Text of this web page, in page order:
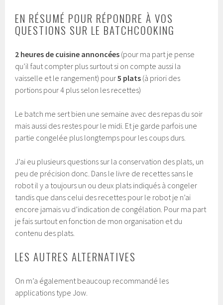
EN RÉSUMÉ POUR RÉPONDRE À VOS
QUESTIONS SUR LE BATCHCOOKING
2 heures de cuisine annoncées (pour ma part je pense
qu’il faut compter plus surtout si on compte aussi la
vaisselle et le rangement) pour5 plats (à priori des
portions pour 4 plus selon les recettes)
Le batch me sert bien une semaine avec des repas du soir
mais aussi des restes pour le midi. Et je garde parfois une
partie congelée plus longtemps pour les coups durs.
J’ai eu plusieurs questions sur la conservation des plats, un
peu de précision donc. Dans le livre de recettes sans le
robot il y a toujours un ou deux plats indiqués à congeler
tandis que dans celui des recettes pour le robot je n’ai
encore jamais vu d’indication de congélation. Pour ma part
je fais surtout en fonction de mon organisation et du
contenu des plats.
LES AUTRES ALTERNATIVES
On m’a également beaucoup recommandé les
applications type Jow.